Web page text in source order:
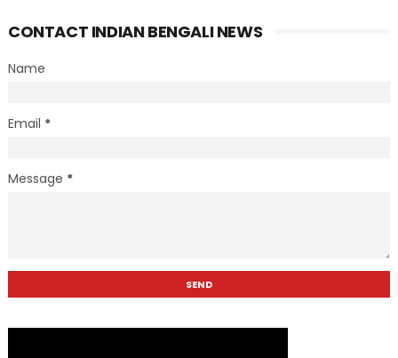
CONTACT INDIAN BENGALI NEWS
Name
Email *
Message *